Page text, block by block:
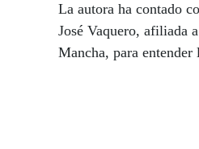
La autora ha contado
José Vaquero, afiliada
Mancha, para entender